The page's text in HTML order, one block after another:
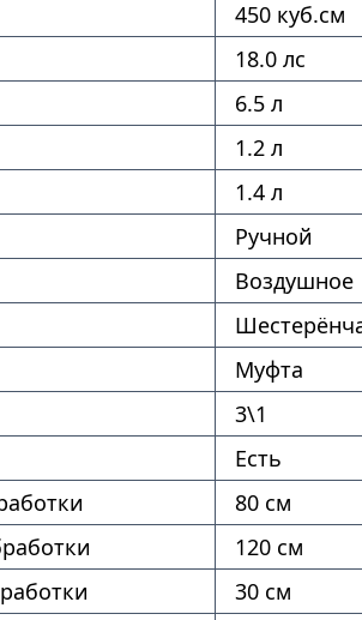
450 куб.см
18.0 лс
6.5 л
1.2 л
1.4 л
Ручной
Воздушное
Муфта
3\1
Есть
80 см
120 см
30 см